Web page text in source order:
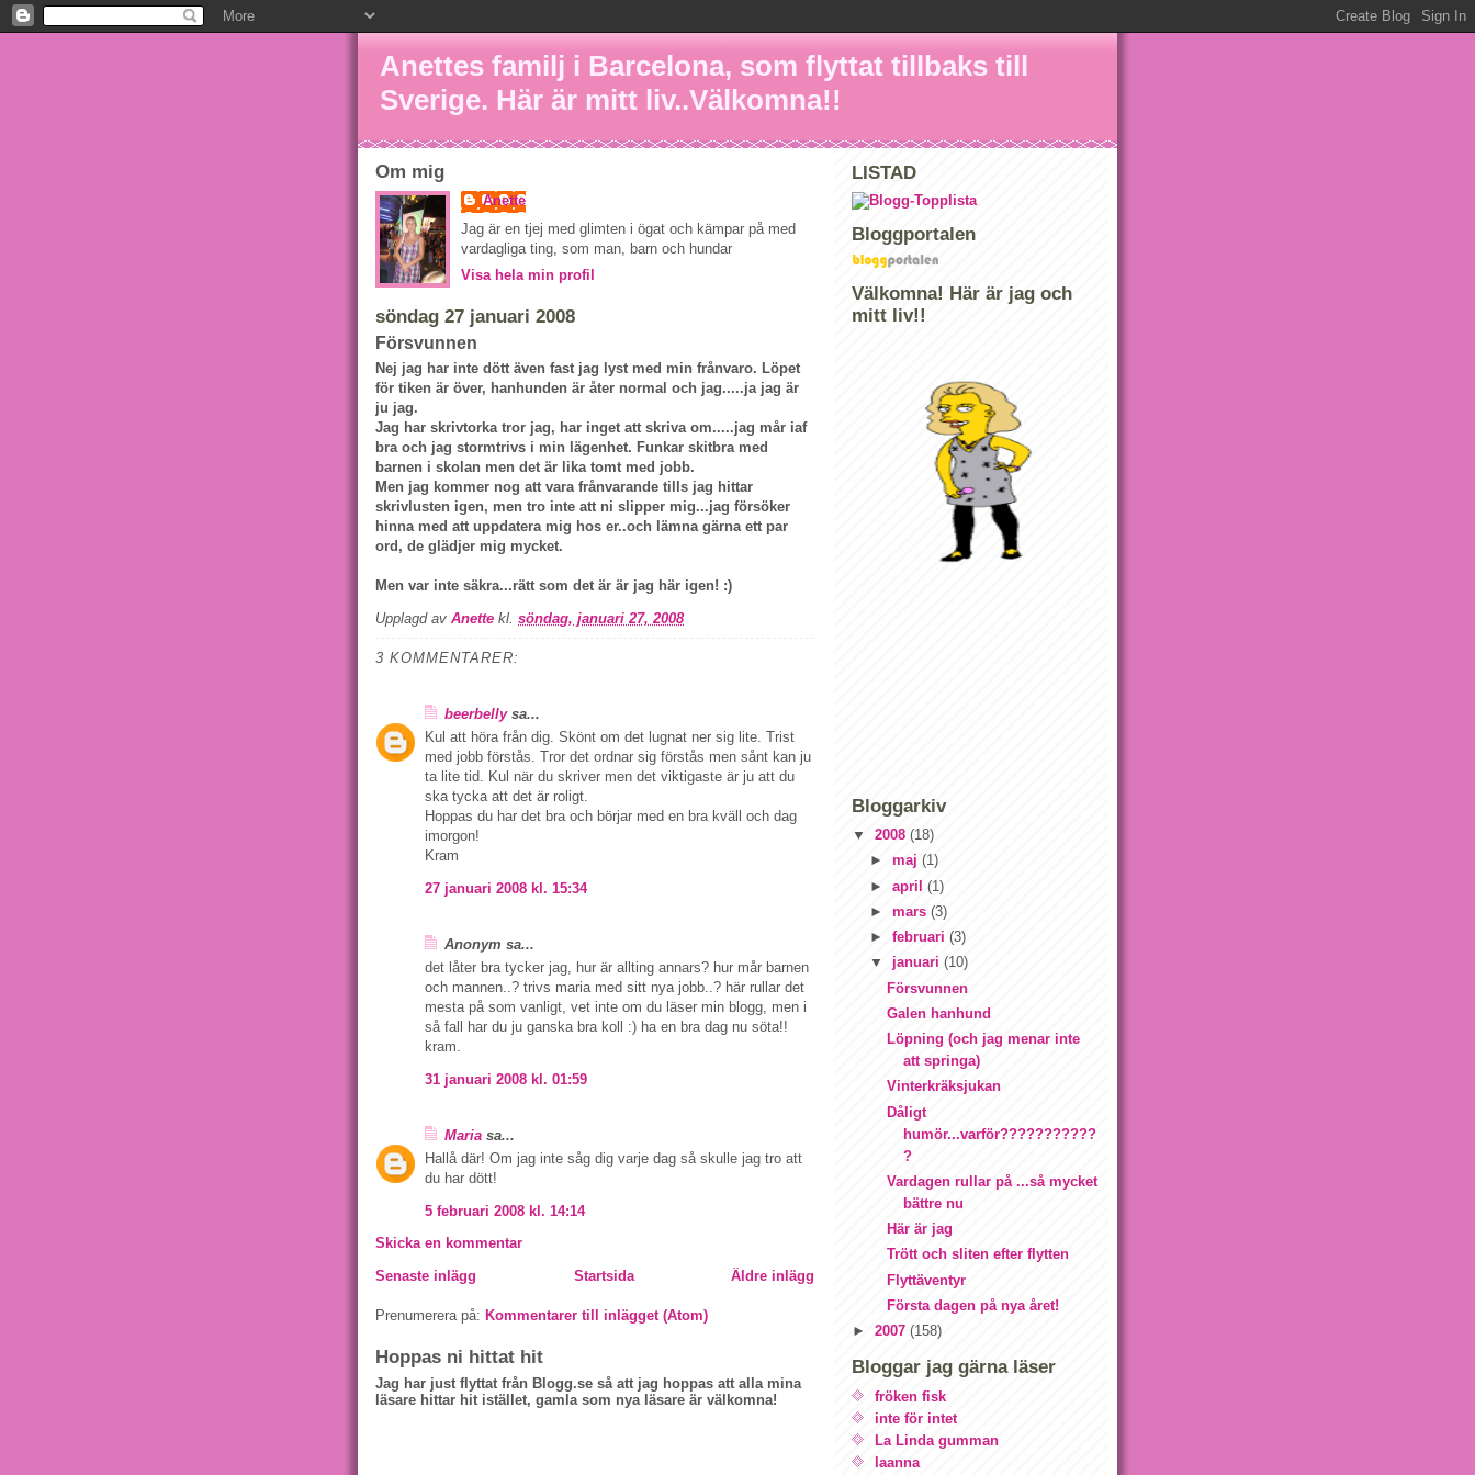
Anettes familj i Barcelona, som flyttat tillbaks till
Sverige. Här är mitt liv..Välkomna!!
Om mig
Anette
Jag är en tjej med glimten i ögat och kämpar på med
vardagliga ting, som man, barn och hundar
Visa hela min profil
söndag 27 januari 2008
Försvunnen
Nej jag har inte dött även fast jag lyst med min frånvaro. Löpet
för tiken är över, hanhunden är åter normal och jag.....ja jag är
ju jag.
Jag har skrivtorka tror jag, har inget att skriva om.....jag mår iaf
bra och jag stormtrivs i min lägenhet. Funkar skitbra med
barnen i skolan men det är lika tomt med jobb.
Men jag kommer nog att vara frånvarande tills jag hittar
skrivlusten igen, men tro inte att ni slipper mig...jag försöker
hinna med att uppdatera mig hos er..och lämna gärna ett par
ord, de glädjer mig mycket.
Men var inte säkra...rätt som det är är jag här igen! :)
Upplagd av Anette kl. söndag, januari 27, 2008
3 KOMMENTARER:
beerbellysa...
Kul att höra från dig. Skönt om det lugnat ner sig lite. Trist
med jobb förstås. Tror det ordnar sig förstås men sånt kan ju
ta lite tid. Kul när du skriver men det viktigaste är ju att du
ska tycka att det är roligt.
Hoppas du har det bra och börjar med en bra kväll och dag
imorgon!
Kram
27 januari 2008 kl. 15:34
Anonym sa...
det låter bra tycker jag, hur är allting annars? hur mår barnen
och mannen..? trivs maria med sitt nya jobb..? här rullar det
mesta på som vanligt, vet inte om du läser min blogg, men i
så fall har du ju ganska bra koll :) ha en bra dag nu söta!!
kram.
31 januari 2008 kl. 01:59
Maria sa...
Hallå där! Om jag inte såg dig varje dag så skulle jag tro att
du har dött!
5 februari 2008 kl. 14:14
Skicka en kommentar
Senaste inlägg
Äldre inlägg
Startsida
Prenumerera på: Kommentarer till inlägget (Atom)
Hoppas ni hittat hit
Jag har just flyttat från Blogg.se så att jag hoppas att alla mina
läsare hittar hit istället, gamla som nya läsare är välkomna!
LISTAD
Bloggportalen
Välkomna! Här är jag och
mitt liv!!
Bloggarkiv
▼ 2008 (18)
► maj (1)
► april (1)
► mars (3)
► februari (3)
▼ januari (10)
Försvunnen
Galen hanhund
Löpning (och jag menar inte
att springa)
Vinterkräksjukan
Dåligt
humör...varför???????????
?
Vardagen rullar på ...så mycket
bättre nu
Här är jag
Trött och sliten efter flytten
Flyttäventyr
Första dagen på nya året!
► 2007 (158)
Bloggar jag gärna läser
fröken fisk
inte för intet
La Linda gumman
laanna